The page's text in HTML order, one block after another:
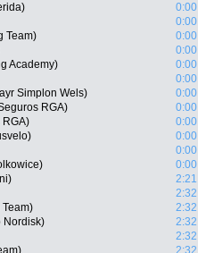
0:00
0:00
Team)
0:00
0:00
Academy)
0:00
0:00
Simplon Wels)
0:00
RGA)
0:00
RGA)
0:00
0:00
0:00
0:00
2:21
2:32
2:32
Nordisk)
2:32
2:32
2:32